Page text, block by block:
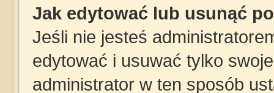
Jak edytować lub usunąć
Jeśli nie jesteś
edytować i usuwać tylko
administrator w ten sposób